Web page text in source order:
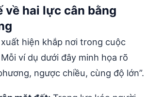
về hai lực cân bằng
hiện khắp nơi trong cuộc
ví dụ dưới đây minh họa rõ
ngược chiều, cùng độ lớn”.